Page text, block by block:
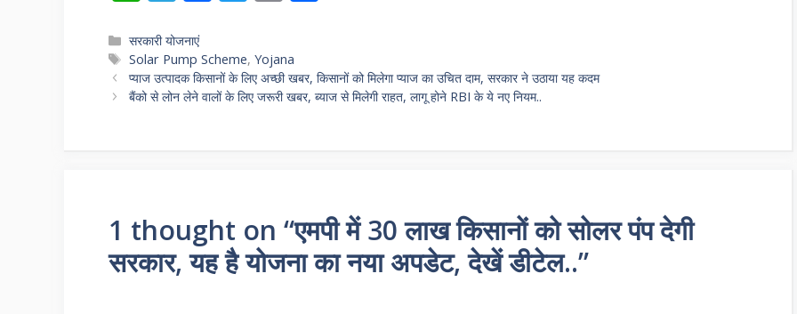
at
s
A
e
gr
a
e
b
o
er l e
Categories
सरकारी योजनाएं
Tags
Solar Pump Scheme,Yojana
प्याज उत्पादक किसानों के लिए अच्छी खबर, किसानों को मिलेगा प्याज का उचित दाम, सरकार ने उठाया यह कदम
बैंको से लोन लेने वालों के लिए जरूरी खबर, ब्याज से मिलेगी राहत, लागू होने RBI के ये नए नियम..
1 thought on “एमपी में 30 लाख किसानों को सोलर पंप देगी
सरकार, यह है योजना का नया अपडेट, देखें डीटेल..”